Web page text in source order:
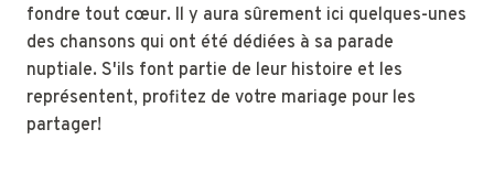
fondre tout cœur. Il y aura sûrement ici quelques-unes
des chansons qui ont été dédiées à sa parade
nuptiale. S'ils font partie de leur histoire et les
représentent, profitez de votre mariage pour les
partager!